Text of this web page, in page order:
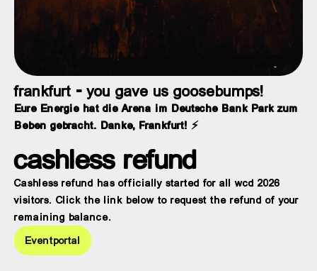
frankfurt - you gave us goosebumps!
Eure Energie hat die Arena im Deutsche Bank Park zum
Beben gebracht. Danke, Frankfurt! ⚡
cashless refund
Cashless refund has officially started for all wcd 2026
visitors. Click the link below to request the refund of your
remaining balance.
Eventportal